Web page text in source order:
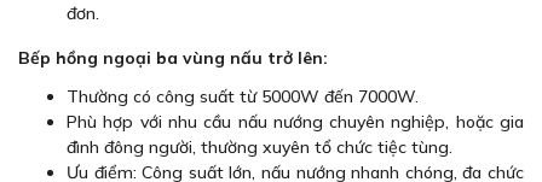
đơn.
Bếp hồng ngoại ba vùng nấu trở lên:
Thường có công suất từ 5000W đến 7000W.
Phù hợp với nhu cầu nấu nướng chuyên nghiệp, hoặc gia
đình đông người, thường xuyên tổ chức tiệc tùng.
Ưu điểm: Công suất lớn, nấu nướng nhanh chóng, đa chức